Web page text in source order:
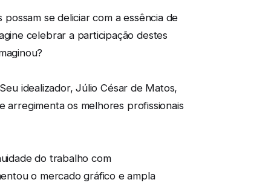
se deliciar com a essência de
celebrar a participação destes
idealizador, Júlio César de Matos,
arregimenta os melhores profissionais
do trabalho com
o mercado gráfico e ampla